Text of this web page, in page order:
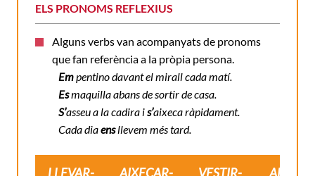
ELS PRONOMS REFLEXIUS
Alguns verbs van acompanyats de pronoms
que fan referència a la pròpia persona.
Empentino davant el mirall cada matí.
Esmaquilla abans de sortir de casa.
S’asseu a la cadira is’aixeca ràpidament.
Cada diaensllevem més tard.
LLEVAR-
AIXECAR-
VESTIR-